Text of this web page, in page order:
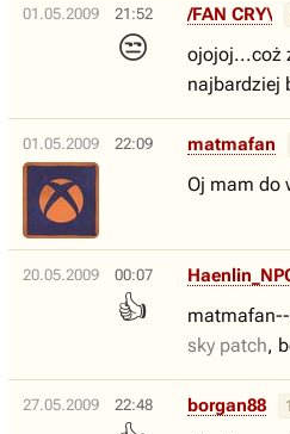
01.05.2009 21:52
😒
/FAN CRY\
ojojoj...coż
najbardziej
01.05.2009 22:09 matmafan
Oj mam do
20.05.2009 00:07
👍
sky patch,
27.05.2009 22:48 borgan88